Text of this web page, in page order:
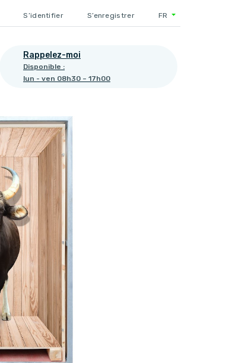
S’identifier S’enregistrer FR
Rappelez-moi
Disponible :
lun - ven 08h30 – 17h00